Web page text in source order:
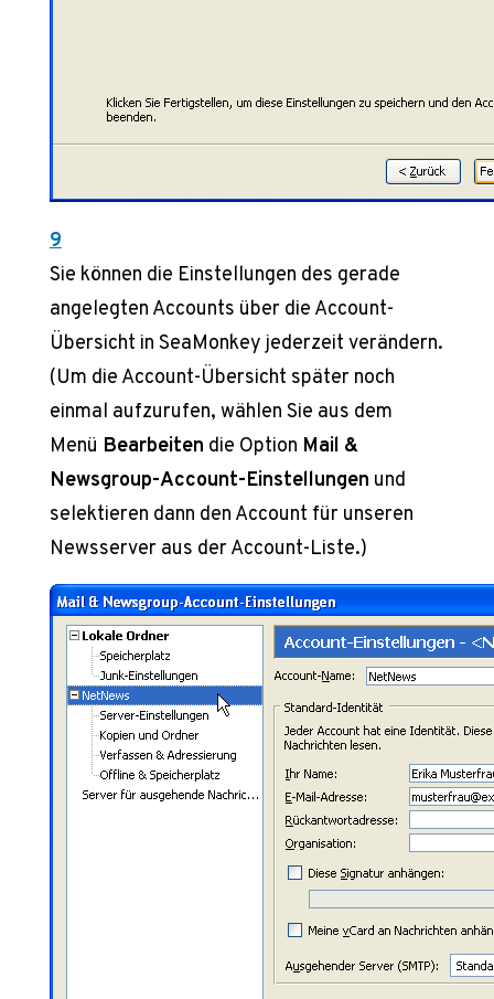
9
Sie können die Einstellungen des gerade
angelegten Accounts über die Account-
Übersicht in SeaMonkey jederzeit verändern.
(Um die Account-Übersicht später noch
einmal aufzurufen, wählen Sie aus dem
Menü Bearbeiten die Option Mail &
Newsgroup-Account-Einstellungen und
selektieren dann den Account für unseren
Newsserver aus der Account-Liste.)